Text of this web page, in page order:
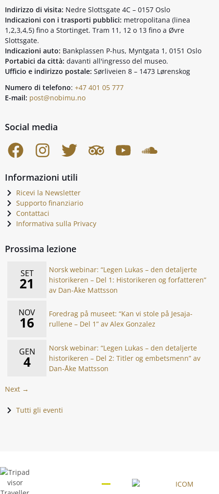
Indirizzo di visita: Nedre Slottsgate 4C – 0157 Oslo
Indicazioni con i trasporti pubblici: metropolitana (linea
1,2,3,4,5) fino a Stortinget. Tram 11, 12 o 13 fino a Øvre
Slottsgate.
Indicazioni auto: Bankplassen P-hus, Myntgata 1, 0151 Oslo
Portabici da città: davanti all'ingresso del museo.
Ufficio e indirizzo postale: Sørliveien 8 – 1473 Lørenskog
Numero di telefono: +47 401 05 777
E-mail: post@nobimu.no
Social media
Informazioni utili
Ricevi la Newsletter
Supporto finanziario
Contattaci
Informativa sulla Privacy
Prossima lezione
SET
21
Norsk webinar: “Legen Lukas – den detaljerte
historikeren – Del 1: Historikeren og forfatteren”
av Dan-Åke Mattsson
NOV
16
Foredrag på museet: “Kan vi stole på Jesaja-
rullene – Del 1” av Alex Gonzalez
GEN
4
Norsk webinar: “Legen Lukas – den detaljerte
historikeren – Del 2: Titler og embetsmenn” av
Dan-Åke Mattsson
Next →
Tutti gli eventi